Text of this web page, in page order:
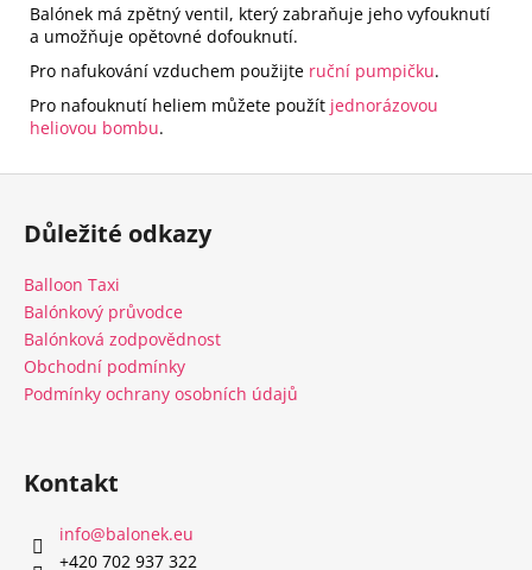
Balónek má zpětný ventil, který zabraňuje jeho vyfouknutí
a umožňuje opětovné dofouknutí.
Pro nafukování vzduchem použijte ruční pumpičku.
Pro nafouknutí heliem můžete použít jednorázovou
heliovou bombu.
Z
Důležité odkazy
Balloon Taxi
Balónkový průvodce
Balónková zodpovědnost
Obchodní podmínky
Podmínky ochrany osobních údajů
Kontakt
info@balonek.eu
‭+420 702 937 322‬